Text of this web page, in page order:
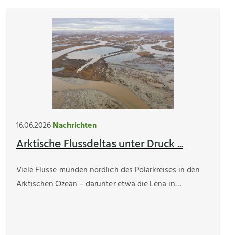
16.06.2026Nachrichten
Arktische Flussdeltas unter Druck ...
Viele Flüsse münden nördlich des Polarkreises in den
Arktischen Ozean – darunter etwa die Lena in…